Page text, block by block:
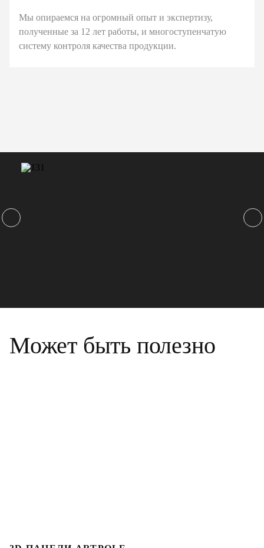
Мы опираемся на огромный опыт и экспертизу,
полученные за 12 лет работы, и многоступенчатую
систему контроля качества продукции.
Может быть полезно